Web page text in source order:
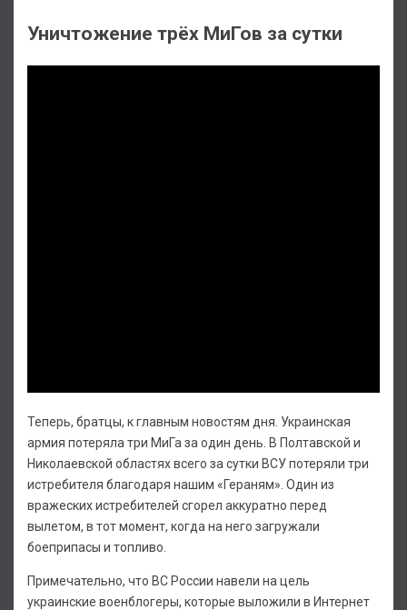
Уничтожение трёх МиГов за сутки
Теперь, братцы, к главным новостям дня. Украинская
армия потеряла три МиГа за один день. В Полтавской и
Николаевской областях всего за сутки ВСУ потеряли три
истребителя благодаря нашим «Гераням». Один из
вражеских истребителей сгорел аккуратно перед
вылетом, в тот момент, когда на него загружали
боеприпасы и топливо.
Примечательно, что ВС России навели на цель
украинские военблогеры, которые выложили в Интернет